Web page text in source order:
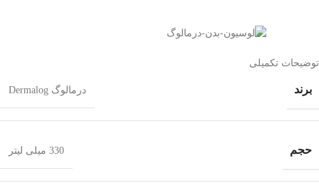
توضیحات تکمیلی
برند درمالوگ Dermalog
حجم 330 میلی لیتر